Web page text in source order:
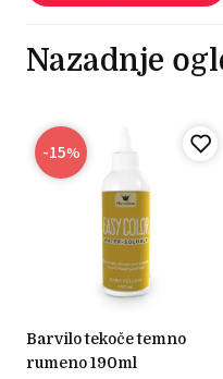
Nazadnje
-15%
barvilo tekoče temno
rumeno 190ml